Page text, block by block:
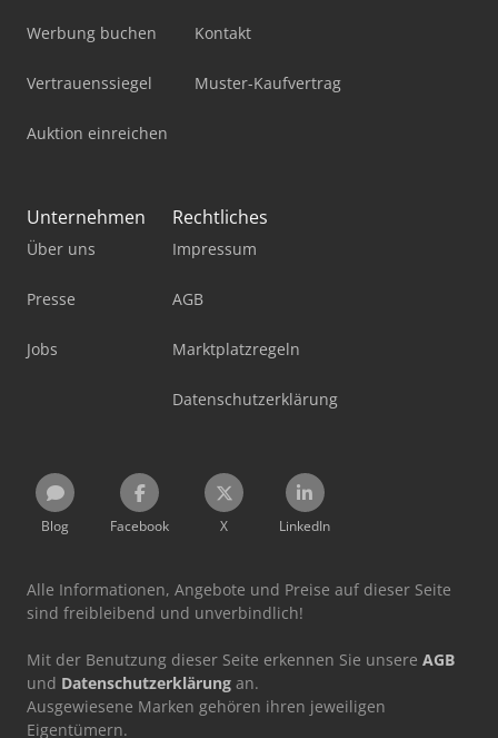
Werbung buchen
Vertrauenssiegel
Auktion einreichen
Kontakt
Muster-Kaufvertrag
Unternehmen
Über uns
Presse
Jobs
Rechtliches
Impressum
AGB
Marktplatzregeln
Datenschutzerklärung
Blog Facebook X LinkedIn
Alle Informationen, Angebote und Preise auf dieser Seite
sind freibleibend und unverbindlich!
Mit der Benutzung dieser Seite erkennen Sie unsere AGB
und Datenschutzerklärung an.
Ausgewiesene Marken gehören ihren jeweiligen
Eigentümern.